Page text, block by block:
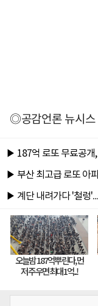
◎공감언론 뉴시스